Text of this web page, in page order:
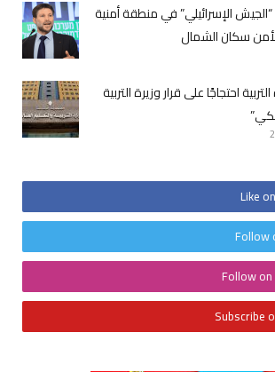
الإسرائيلي” في منطقة أمنية
سكان الشمال
احتجاجًا على قرار وزيرة التربية
Like
Follow
Follow
Subscribe